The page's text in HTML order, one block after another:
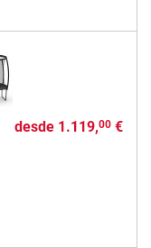
desde 1.119,00€